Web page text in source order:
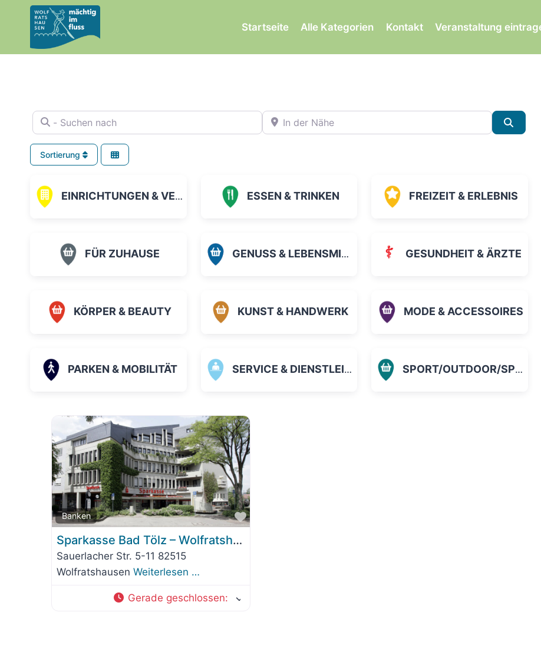
springen
Startseite Alle Kategorien Kontakt Veranstaltung
- Suchen nach In der Nähe
Sortierung
EINRICHTUNGEN & VEREINE ESSEN & TRINKEN FREIZEIT & ERLEBNIS
FÜR ZUHAUSE GENUSS & LEBENSMITTEL GESUNDHEIT & ÄRZTE
KÖRPER & BEAUTY KUNST & HANDWERK MODE & ACCESSOIRES
PARKEN & MOBILITÄT SERVICE & DIENSTLEISTUNGEN SPORT/OUTDOOR/SPIELZEUG
Banken
Favorit
Sparkasse Bad Tölz – Wolfratshausen – Beratungs-Center
Sauerlacher Str. 5-11 82515
Wolfratshausen Weiterlesen …
Gerade geschlossen: